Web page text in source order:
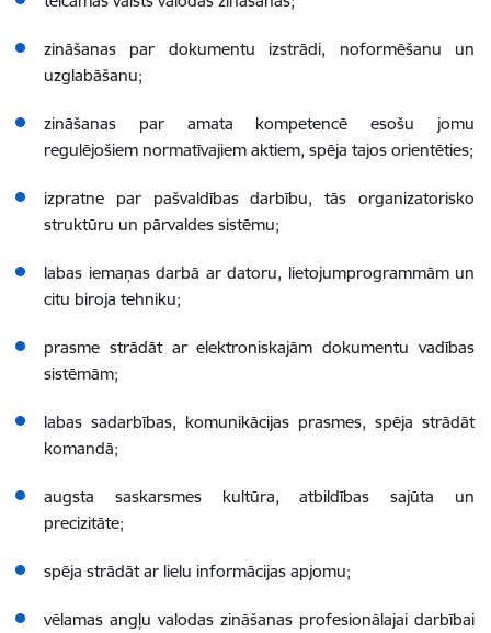
zināšanas par dokumentu izstrādi, noformēšanu un
uzglabāšanu;
zināšanas par amata kompetencē esošu jomu
regulējošiem normatīvajiem aktiem, spēja tajos orientēties;
izpratne par pašvaldības darbību, tās organizatorisko
struktūru un pārvaldes sistēmu;
labas iemaņas darbā ar datoru, lietojumprogrammām un
citu biroja tehniku;
prasme strādāt ar elektroniskajām dokumentu vadības
sistēmām;
labas sadarbības, komunikācijas prasmes, spēja strādāt
komandā;
augsta saskarsmes kultūra, atbildības sajūta un
precizitāte;
spēja strādāt ar lielu informācijas apjomu;
vēlamas angļu valodas zināšanas profesionālajai darbībai